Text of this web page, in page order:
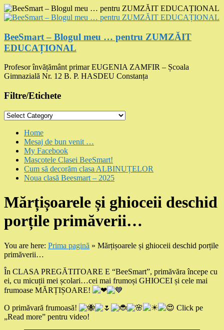
Skip
to
BeeSmart – Blogul meu … pentru ZUMZĂIT
EDUCAȚIONAL
Profesor învățământ primar EUGENIA ZAMFIR – Școala
Gimnazială Nr. 12 B. P. HASDEU Constanța
Filtre/Etichete
Filtre/Etichete
Menu
Home
Mesaj de bun venit …
My Facebook
Mascotele Clasei BeeSmart!
Cum să decorăm clasa ALBINUȚELOR
Noua clasă Beesmart – 2025
Mărțișoarele și ghioceii deschid
porțile primăverii…
You are here: Prima pagină » Mărțișoarele și ghioceii deschid porțile
primăverii…
În CLASA PREGĂTITOARE E “BeeSmart”, primăvăra începe cu
ei, cu micuții mei școlari…cei mai frumoși GHIOCEI și cele mai
frumoase MĂRȚIȘOARE!
O primăvară frumoasă!
Click pe
„Read more” pentru video!